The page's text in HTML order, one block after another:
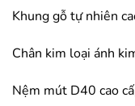
Khung gỗ tự nhiên
Chân kim loại ánh
Nệm mút D40 cao